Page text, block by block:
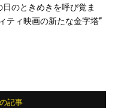
のときめきを呼び覚ま
ティ映画の新たな金字塔”
記事